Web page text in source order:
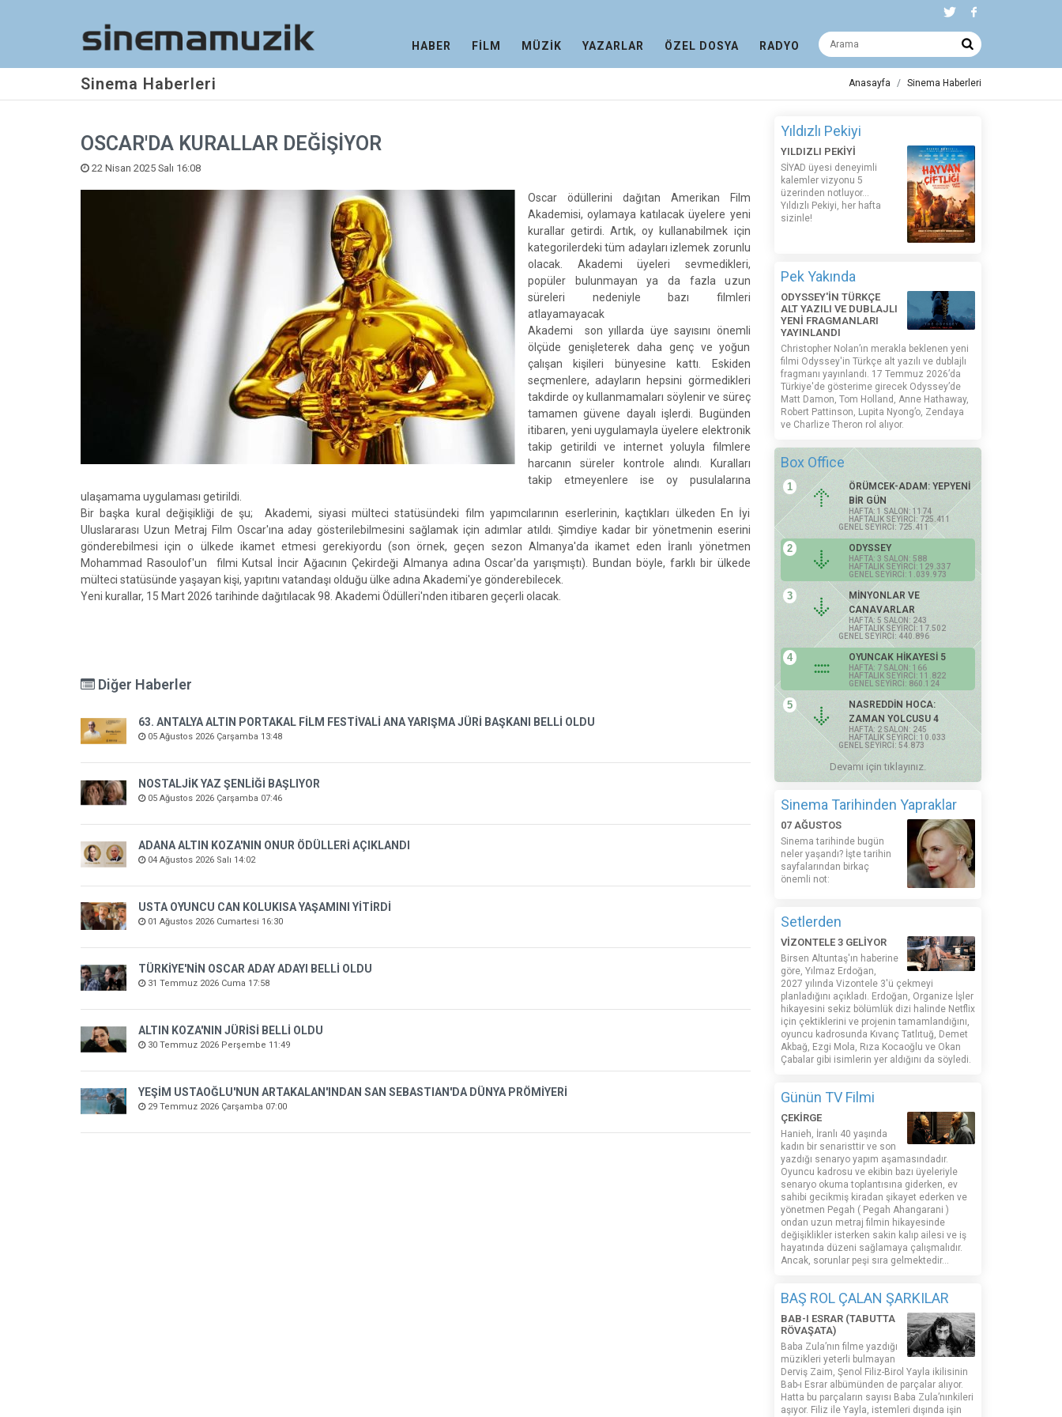
HABER FİLM MÜZİK YAZARLAR ÖZEL DOSYA RADYO
Sinema Haberleri Anasayfa Sinema Haberleri
OSCAR'DA KURALLAR DEĞİŞİYOR
22 Nisan 2025 Salı 16:08
Oscar ödüllerini dağıtan Amerikan Film
Akademisi, oylamaya katılacak üyelere yeni
kurallar getirdi. Artık, oy kullanabilmek için
kategorilerdeki tüm adayları izlemek zorunlu
olacak. Akademi üyeleri sevmedikleri,
popüler bulunmayan ya da fazla uzun
süreleri nedeniyle bazı filmleri
atlayamayacak
Akademi son yıllarda üye sayısını önemli
ölçüde genişleterek daha genç ve yoğun
çalışan kişileri bünyesine kattı. Eskiden
seçmenlere, adayların hepsini görmedikleri
takdirde oy kullanmamaları söylenir ve süreç
tamamen güvene dayalı işlerdi. Bugünden
itibaren, yeni uygulamayla üyelere elektronik
takip getirildi ve internet yoluyla filmlere
harcanın süreler kontrole alındı. Kuralları
takip etmeyenlere ise oy pusulalarına
ulaşamama uygulaması getirildi.
Bir başka kural değişikliği de şu; Akademi, siyasi mülteci statüsündeki film yapımcılarının eserlerinin, kaçtıkları ülkeden En İyi
Uluslararası Uzun Metraj Film Oscar'ına aday gösterilebilmesini sağlamak için adımlar atıldı. Şimdiye kadar bir yönetmenin eserini
gönderebilmesi için o ülkede ikamet etmesi gerekiyordu (son örnek, geçen sezon Almanya'da ikamet eden İranlı yönetmen
Mohammad Rasoulof'un filmi Kutsal İncir Ağacının Çekirdeği Almanya adına Oscar'da yarışmıştı). Bundan böyle, farklı bir ülkede
mülteci statüsünde yaşayan kişi, yapıtını vatandaşı olduğu ülke adına Akademi'ye gönderebilecek.
Yeni kurallar, 15 Mart 2026 tarihinde dağıtılacak 98. Akademi Ödülleri'nden itibaren geçerli olacak.
Diğer Haberler
63. ANTALYA ALTIN PORTAKAL FİLM FESTİVALİ ANA YARIŞMA JÜRİ BAŞKANI BELLİ OLDU
05 Ağustos 2026 Çarşamba 13:48
NOSTALJİK YAZ ŞENLİĞİ BAŞLIYOR
05 Ağustos 2026 Çarşamba 07:46
ADANA ALTIN KOZA'NIN ONUR ÖDÜLLERİ AÇIKLANDI
04 Ağustos 2026 Salı 14:02
USTA OYUNCU CAN KOLUKISA YAŞAMINI YİTİRDİ
01 Ağustos 2026 Cumartesi 16:30
TÜRKİYE'NİN OSCAR ADAY ADAYI BELLİ OLDU
31 Temmuz 2026 Cuma 17:58
ALTIN KOZA'NIN JÜRİSİ BELLİ OLDU
30 Temmuz 2026 Perşembe 11:49
YEŞİM USTAOĞLU'NUN ARTAKALAN'INDAN SAN SEBASTIAN'DA DÜNYA PRÖMİYERİ
29 Temmuz 2026 Çarşamba 07:00
Yıldızlı Pekiyi
YILDIZLI PEKİYİ
SİYAD üyesi deneyimli
kalemler vizyonu 5
üzerinden notluyor...
Yıldızlı Pekiyi, her hafta
sizinle!
Pek Yakında
ODYSSEY'İN TÜRKÇE
ALT YAZILI VE DUBLAJLI
YENİ FRAGMANLARI
YAYINLANDI
Christopher Nolan’ın merakla beklenen yeni
filmi Odyssey'in Türkçe alt yazılı ve dublajlı
fragmanı yayınlandı. 17 Temmuz 2026’da
Türkiye'de gösterime girecek Odyssey’de
Matt Damon, Tom Holland, Anne Hathaway,
Robert Pattinson, Lupita Nyong’o, Zendaya
ve Charlize Theron rol alıyor.
Box Office
1
ÖRÜMCEK-ADAM: YEPYENİ
BİR GÜN
HAFTA: 1 SALON: 1174
HAFTALIK SEYİRCİ: 725.411
GENEL SEYİRCİ: 725.411
2 ODYSSEY
HAFTA: 3 SALON: 588
HAFTALIK SEYİRCİ: 129.337
GENEL SEYİRCİ: 1.039.973
3
MİNYONLAR VE
CANAVARLAR
HAFTA: 5 SALON: 243
HAFTALIK SEYİRCİ: 17.502
GENEL SEYİRCİ: 440.896
4 OYUNCAK HİKAYESİ 5
HAFTA: 7 SALON: 166
HAFTALIK SEYİRCİ: 11.822
GENEL SEYİRCİ: 860.124
5
NASREDDİN HOCA:
ZAMAN YOLCUSU 4
HAFTA: 2 SALON: 245
HAFTALIK SEYİRCİ: 10.033
GENEL SEYİRCİ: 54.873
Devamı için tıklayınız.
Sinema Tarihinden Yapraklar
07 AĞUSTOS
Sinema tarihinde bugün
neler yaşandı? İşte tarihin
sayfalarından birkaç
önemli not:
Setlerden
VİZONTELE 3 GELİYOR
Birsen Altuntaş'ın haberine
göre, Yılmaz Erdoğan,
2027 yılında Vizontele 3'ü çekmeyi
planladığını açıkladı. Erdoğan, Organize İşler
hikayesini sekiz bölümlük dizi halinde Netflix
için çektiklerini ve projenin tamamlandığını,
oyuncu kadrosunda Kıvanç Tatlıtuğ, Demet
Akbağ, Ezgi Mola, Rıza Kocaoğlu ve Okan
Çabalar gibi isimlerin yer aldığını da söyledi.
Günün TV Filmi
ÇEKİRGE
Hanieh, İranlı 40 yaşında
kadın bir senaristtir ve son
yazdığı senaryo yapım aşamasındadır.
Oyuncu kadrosu ve ekibin bazı üyeleriyle
senaryo okuma toplantısına giderken, ev
sahibi gecikmiş kiradan şikayet ederken ve
yönetmen Pegah ( Pegah Ahangarani )
ondan uzun metraj filmin hikayesinde
değişiklikler isterken sakin kalıp ailesi ve iş
hayatında düzeni sağlamaya çalışmalıdır.
Ancak, sorunlar peşi sıra gelmektedir...
BAŞ ROL ÇALAN ŞARKILAR
BAB-I ESRAR (TABUTTA
RÖVAŞATA)
Baba Zula’nın filme yazdığı
müzikleri yeterli bulmayan
Derviş Zaim, Şenol Filiz-Birol Yayla ikilisinin
Bab-ı Esrar albümünden de parçalar alıyor.
Hatta bu parçaların sayısı Baba Zula’nınkileri
aşıyor. Filiz ile Yayla, istemleri dışında işin